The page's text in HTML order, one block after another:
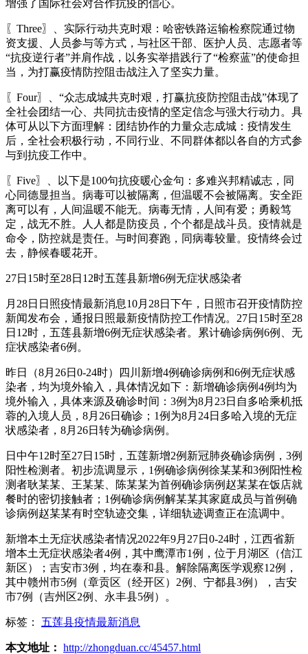
增强了国际社会对合作抗疫的信心。
〖Three〗、实际行动共克时艰：哈密铁路运输检察院通过物
资支援、人员参与等方式，与社区干部、医护人员、志愿者等
“抗疫逆行者”并肩作战，以务实举措践行了“检察蓝”的使命担
当，为打赢疫情防控阻击战注入了坚实力量。
〖Four〗、“众志成城共克时艰，打赢抗疫防控阻击战”体现了
全社会团结一心、共同抗击疫情的坚定信念与强大行动力。具
体可从以下方面理解：团结协作的力量众志成城：疫情发生
后，全社会积极行动，不同行业、不同群体都以各自的方式参
与到抗疫工作中。
〖Five〗、以下是100句抗疫暖心金句：多难兴邦精诚志，同
心同德显担当。病毒可以被隔离，但温暖不会被隔离。安全距
离可以有，人间温暖不能无。病毒无情，人间有爱；勇毅笃
定，战无不胜。人人都是防疫员，个个都是战斗员。疫情就是
命令，防控就是责任。与时间赛跑，同病毒较量。疫情终会过
去，静候春暖花开。
27日15时至28日12时五莲县新增6例无症状感染者
月28日日照疫情最新消息10月28日下午，日照市召开疫情防控
新闻发布会，通报日照最新疫情防控工作情况。27日15时至28
日12时，五莲县新增6例无症状感染者。累计确诊病例6例、无
症状感染者6例。
昨日（8月26日0-24时）四川新增4例确诊病例和6例无症状感
染者，均为境外输入，具体情况如下：新增确诊病例4例均为
境外输入，具体来源及确诊时间：3例为8月23日自多哈乘机抵
蓉的入境人员，8月26日确诊；1例为8月24日多哈入境的无症
状感染者，8月26日转为确诊病例。
日中午12时至27日15时，五莲新增2例新冠肺炎确诊病例，3例
阳性检测者。初步流调显示，1例确诊病例徐某某和3例阳性检
测者耿某某、王某某、陈某某为首例确诊病例赵某某在饭店就
餐时的密切接触者；1例确诊病例解某某其家庭成员与首例确
诊病例赵某某有时空轨迹交集，详细轨迹调查正在流调中。
新增本土无症状感染者情况2022年9月27日0-24时，江西省新
增本土无症状感染者4例，其中鹰潭市1例，位于月湖区（信江
新区）；吉安市3例，均在泰和县。解除隔离医学观察12例，
其中赣州市5例（章贡区（经开区）2例、宁都县3例），吉安
市7例（吉州区2例、永丰县5例）。
标签： 五莲县疫情最新消息
本文地址： http://zhongduan.cc/45457.html